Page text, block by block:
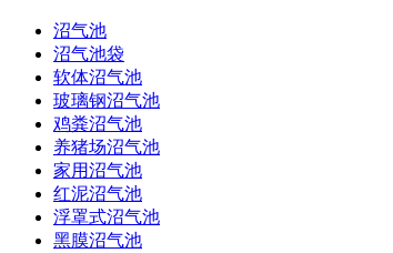
沼气池
沼气池袋
软体沼气池
玻璃钢沼气池
鸡粪沼气池
养猪场沼气池
家用沼气池
红泥沼气池
浮罩式沼气池
黑膜沼气池